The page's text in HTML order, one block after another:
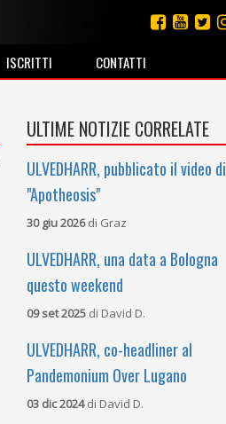
ISCRITTI CONTATTI
ULTIME NOTIZIE CORRELATE
ULVEDHARR, pubblicato il video di
"Apotheosis"
30 giu 2026di Graz
ULVEDHARR, una data a Bologna
questo weekend
09 set 2025di David D.
ULVEDHARR, co-headliner al
Pandemonium Over Lugano
03 dic 2024di David D.